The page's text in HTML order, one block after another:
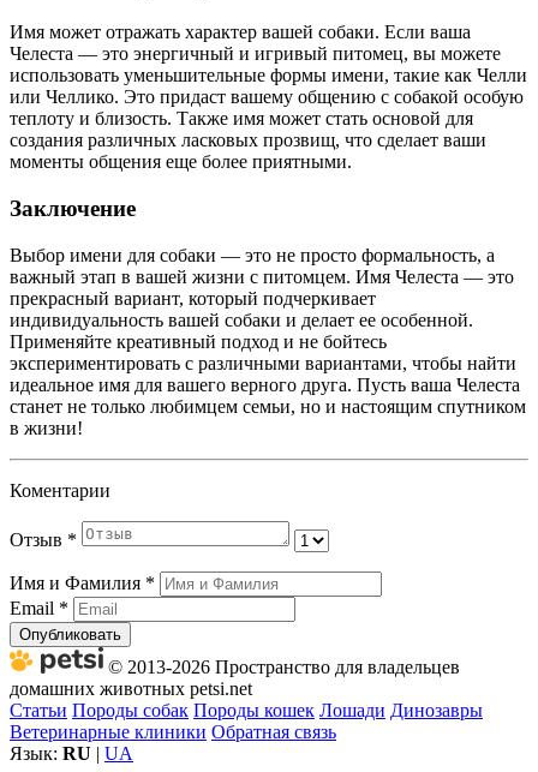
Имя может отражать характер вашей собаки. Если ваша
Челеста — это энергичный и игривый питомец, вы можете
использовать уменьшительные формы имени, такие как Челли
или Челлико. Это придаст вашему общению с собакой особую
теплоту и близость. Также имя может стать основой для
создания различных ласковых прозвищ, что сделает ваши
моменты общения еще более приятными.
Заключение
Выбор имени для собаки — это не просто формальность, а
важный этап в вашей жизни с питомцем. Имя Челеста — это
прекрасный вариант, который подчеркивает
индивидуальность вашей собаки и делает ее особенной.
Применяйте креативный подход и не бойтесь
экспериментировать с различными вариантами, чтобы найти
идеальное имя для вашего верного друга. Пусть ваша Челеста
станет не только любимцем семьи, но и настоящим спутником
в жизни!
Коментарии
Отзыв *
Имя и Фамилия *
Email *
Опубликовать
© 2013-2026 Пространство для владельцев
домашних животных petsi.net
Статьи Породы собак Породы кошек Лошади Динозавры
Ветеринарные клиники Обратная связь
Язык: RU | UA